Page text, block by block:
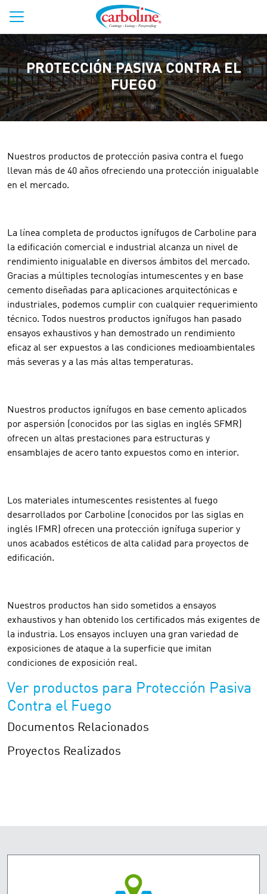
PROTECCIÓN PASIVA CONTRA EL
FUEGO
Nuestros productos de protección pasiva contra el fuego
llevan más de 40 años ofreciendo una protección inigualable
en el mercado.
La línea completa de productos ignífugos de Carboline para
la edificación comercial e industrial alcanza un nivel de
rendimiento inigualable en diversos ámbitos del mercado.
Gracias a múltiples tecnologías intumescentes y en base
cemento diseñadas para aplicaciones arquitectónicas e
industriales, podemos cumplir con cualquier requerimiento
técnico. Todos nuestros productos ignífugos han pasado
ensayos exhaustivos y han demostrado un rendimiento
eficaz al ser expuestos a las condiciones medioambientales
más severas y a las más altas temperaturas.
Nuestros productos ignífugos en base cemento aplicados
por aspersión (conocidos por las siglas en inglés SFMR)
ofrecen un altas prestaciones para estructuras y
ensamblajes de acero tanto expuestos como en interior.
Los materiales intumescentes resistentes al fuego
desarrollados por Carboline (conocidos por las siglas en
inglés IFMR) ofrecen una protección ignífuga superior y
unos acabados estéticos de alta calidad para proyectos de
edificación.
Nuestros productos han sido sometidos a ensayos
exhaustivos y han obtenido los certificados más exigentes de
la industria. Los ensayos incluyen una gran variedad de
exposiciones de ataque a la superficie que imitan
condiciones de exposición real.
Ver productos para Protección Pasiva
Contra el Fuego
Documentos Relacionados
Proyectos Realizados